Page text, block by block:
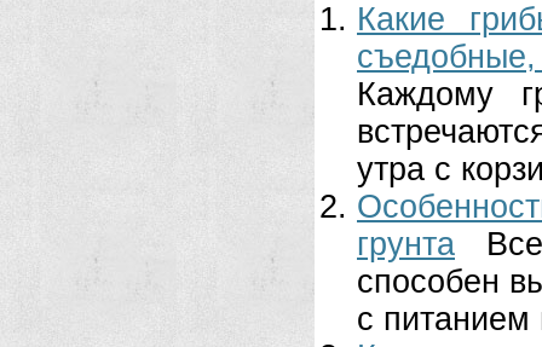
Какие
Каждому
утра с
грунта
способен
с питанием